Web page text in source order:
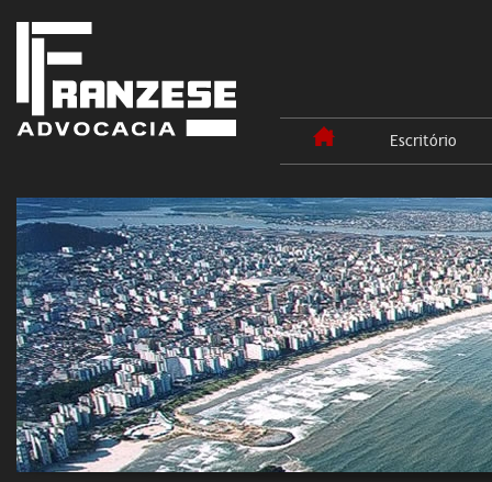
Escritório